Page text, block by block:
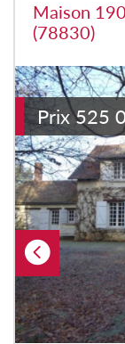
Maison
(78830)
Prix 525